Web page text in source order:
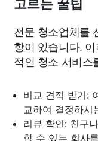
고르는 꿀팁
전문 청소업체를
항이 있습니다.
적인 청소 서비스
비교 견적 받기:
교하여 결정하시
리뷰 확인: 친구
할 수 있는 회사